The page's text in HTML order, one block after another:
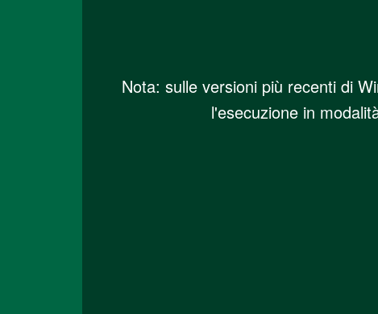
Nota: sulle versioni più recenti di
l'esecuzione in